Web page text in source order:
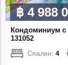
฿ 4 988
Кондоминиум
131052
Спален:4